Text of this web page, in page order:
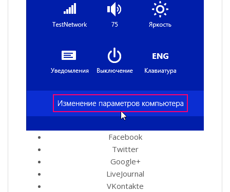
Facebook
Twitter
Google+
LiveJournal
VKontakte